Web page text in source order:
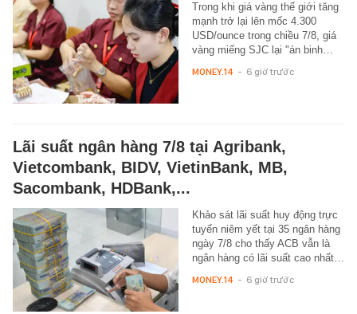
Trong khi giá vàng thế giới tăng
mạnh trở lại lên mốc 4.300
USD/ounce trong chiều 7/8, giá
vàng miếng SJC lại "án binh…
MONEY.14 - 6 giờ trước
Lãi suất ngân hàng 7/8 tại Agribank,
Vietcombank, BIDV, VietinBank, MB,
Sacombank, HDBank,...
Khảo sát lãi suất huy động trực
tuyến niêm yết tại 35 ngân hàng
ngày 7/8 cho thấy ACB vẫn là
ngân hàng có lãi suất cao nhất…
MONEY.14 - 6 giờ trước